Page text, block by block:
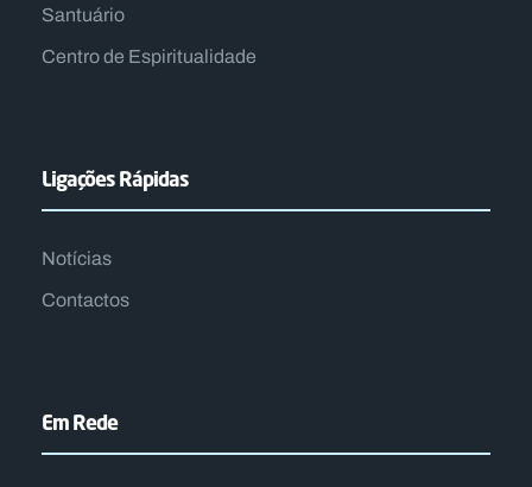
Santuário
Centro de Espiritualidade​
Ligações Rápidas
Notícias
Contactos
Em Rede